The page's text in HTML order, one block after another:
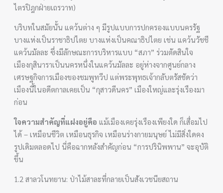
ไตรปิฎกฝ่ายเถรวาท)
บริบทในสมัยนั้น แคว้นต่าง ๆ มีรูปแบบการปกครองแบบนครรัฐ
บางแห่งเป็นราชาธิปไตย บางแห่งเป็นคณาธิปไตย เช่น แคว้นวัชชี
แคว้นมัลละ ซึ่งมีลักษณะการบริหารแบบ “สภา” ร่วมตัดสินใจ
เมืองกุสินาราเป็นนครหนึ่งในแคว้นมัลละ อยู่ห่างจากศูนย์กลาง
เศรษฐกิจการเมืองของชมพูทวีป แต่พระพุทธเจ้ากลับตรัสชัดว่า
เมืองนี้ในอดีตกาลเคยเป็น “กุสาวดีนคร” เมืองใหญ่และรุ่งเรืองมา
ก่อน
ใจความสำคัญที่แฝงอยู่คือ แม้เมืองเคยรุ่งเรืองเพียงใด ก็เสื่อมไป
ได้ – เหมือนชีวิต เหมือนธุรกิจ เหมือนร่างกายมนุษย์ ไม่มีสิ่งใดคง
รูปเดิมตลอดไป นี่คือฉากหลังสำคัญก่อน “การปรินิพพาน” จะอุบัติ
ขึ้น
1.2 สาลวโนทยาน: ป่าไม้สาละที่กลายเป็นสังเวชนียสถาน